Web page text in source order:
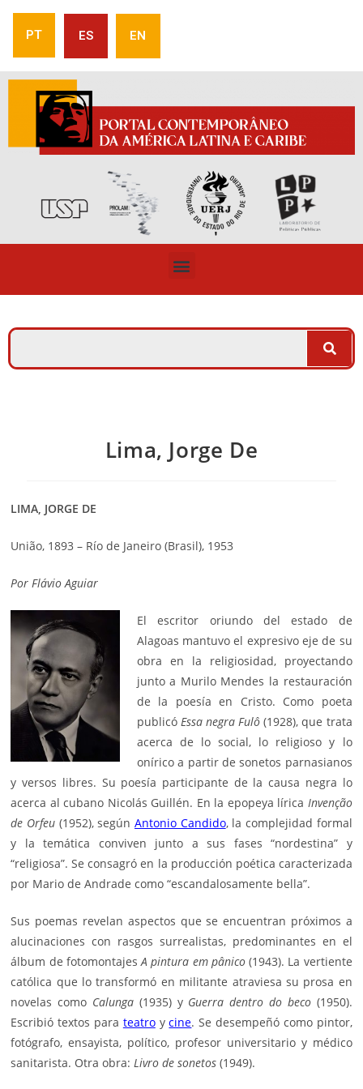
PT ES EN
Lima, Jorge De
LIMA, JORGE DE
União, 1893 – Río de Janeiro (Brasil), 1953
PorFlávio Aguiar
El escritor oriundo del estado de
Alagoas mantuvo el expresivo eje de su
obra en la religiosidad, proyectando
junto a Murilo Mendes la restauración
de la poesía en Cristo. Como poeta
publicó Essa negra Fulô(1928), que trata
acerca de lo social, lo religioso y lo
onírico a partir de sonetos parnasianos
y versos libres. Su poesía participante de la causa negra lo
acerca al cubano Nicolás Guillén. En la epopeya lírica Invenção
de Orfeu (1952), según Antonio Candido, la complejidad formal
y la temática conviven junto a sus fases “nordestina” y
“religiosa”. Se consagró en la producción poética caracterizada
por Mario de Andrade como “escandalosamente bella”.
Sus poemas revelan aspectos que se encuentran próximos a
alucinaciones con rasgos surrealistas, predominantes en el
álbum de fotomontajesA pintura em pânico(1943). La vertiente
católica que lo transformó en militante atraviesa su prosa en
novelas como Calunga (1935) y Guerra dentro do beco (1950).
Escribió textos para teatro ycine. Se desempeñó como pintor,
fotógrafo, ensayista, político, profesor universitario y médico
sanitarista. Otra obra:Livro de sonetos(1949).